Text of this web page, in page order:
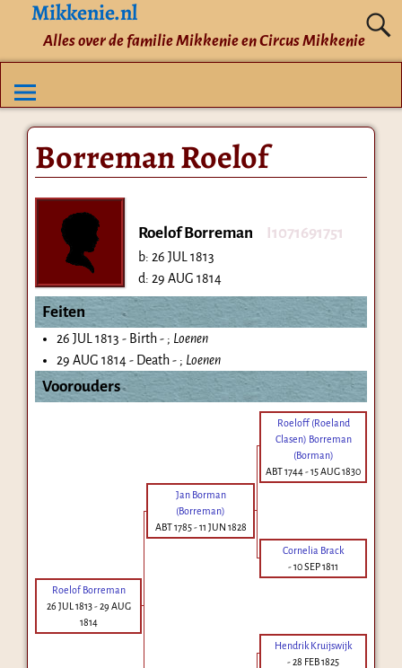
Mikkenie.nl
Alles over de familie Mikkenie en Circus Mikkenie
Borreman Roelof
Roelof Borreman I1071691751
b: 26 JUL 1813
d: 29 AUG 1814
Feiten
26 JUL 1813 - Birth - ; Loenen
29 AUG 1814 - Death - ; Loenen
Voorouders
Roeloff (Roeland
Clasen) Borreman
(Borman)
ABT 1744-15 AUG 1830
Jan Borman
(Borreman)
ABT 1785-11 JUN 1828
Cornelia Brack
-10 SEP 1811
Roelof Borreman
26 JUL 1813-29 AUG
1814
Hendrik Kruijswijk
-28 FEB 1825